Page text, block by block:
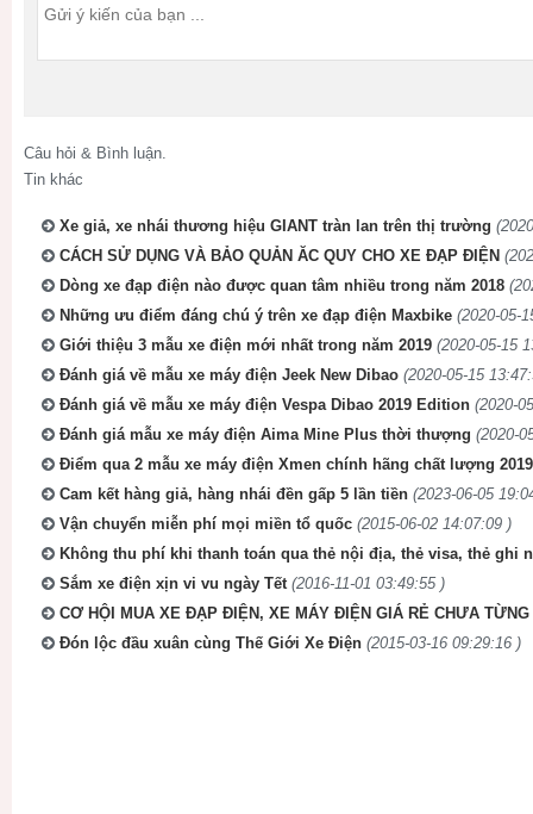
Câu hỏi & Bình luận.
Tin khác
Xe giả, xe nhái thương hiệu GIANT tràn lan trên thị trường
CÁCH SỬ DỤNG VÀ BẢO QUẢN ĂC QUY CHO XE ĐẠP ĐIỆN
Dòng xe đạp điện nào được quan tâm nhiều trong năm 2018
Những ưu điểm đáng chú ý trên xe đạp điện Maxbike (2020-05-
Giới thiệu 3 mẫu xe điện mới nhất trong năm 2019 (2020-05-15
Đánh giá về mẫu xe máy điện Jeek New Dibao (2020-05-15
Đánh giá về mẫu xe máy điện Vespa Dibao 2019 Edition (2020-
Đánh giá mẫu xe máy điện Aima Mine Plus thời thượng (2020-
Điểm qua 2 mẫu xe máy điện Xmen chính hãng chất lượng 2019
Cam kết hàng giả, hàng nhái đền gấp 5 lần tiền (2023-06-05
Vận chuyển miễn phí mọi miền tổ quốc (2015-06-02 14:07:09 )
Không thu phí khi thanh toán qua thẻ nội địa, thẻ visa, thẻ ghi
Sắm xe điện xịn vi vu ngày Tết (2016-11-01 03:49:55 )
CƠ HỘI MUA XE ĐẠP ĐIỆN, XE MÁY ĐIỆN GIÁ RẺ CHƯA TỪNG
Đón lộc đầu xuân cùng Thế Giới Xe Điện (2015-03-16 09:29:16 )